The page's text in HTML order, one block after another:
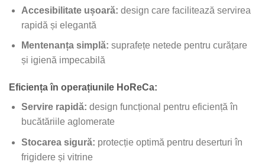
Accesibilitate ușoară: design care facilitează servirea
rapidă și elegantă
Mentenanța simplă: suprafețe netede pentru curățare
și igienă impecabilă
Eficiența în operațiunile HoReCa:
Servire rapidă: design funcțional pentru eficiență în
bucătăriile aglomerate
Stocarea sigură: protecție optimă pentru deserturi în
frigidere și vitrine